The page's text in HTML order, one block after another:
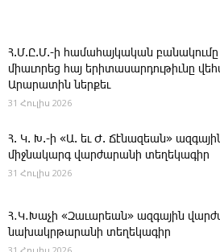
Հ.Մ.Ը.Մ.-ի համահայկական բանակումը
միաւորեց հայ երիտասարդութիւնը
Արարատին ներքեւ
31 Հուլիս 2026
Հ. Կ. Խ.-ի «Ա. եւ Ժ. ­Ճէնազեան»
միջնակարգ վարժարանի տեղեկագիր
31 Հուլիս 2026
Հ․Կ․Խաչի «Զաւարեան» ազգային
նախակրթարանի տեղեկագիր